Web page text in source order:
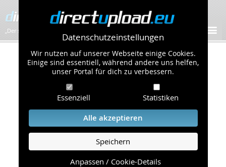
Datenschutzeinstellungen
Wir nutzen auf unserer Webseite einige Cookies.
Einige sind essentiell, während andere uns helfen,
unser Portal für dich zu verbessern.
Essenziell Statistiken
Alle akzeptieren
Speichern
Anpassen / Cookie-Details
„Der schnellste Bilder-Hoster im Web!”
Kontakt & Support
Um eine schnelle und unkomplizierte
Bearbeitung Ihres Problems zu gewährleisten,
bitten wir Sie,
folgende Punkte zu beachten und einzuhalten.
Die schnellste Hilfe finden Sie auf unserer
Seite, die die häufig gestellten Fragen